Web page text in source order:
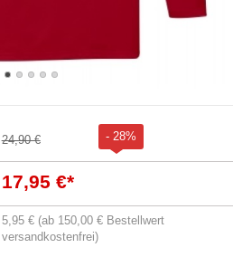
24,90 € - 28%
17,95 €*
5,95 € (ab 150,00 € Bestellwert
versandkostenfrei)